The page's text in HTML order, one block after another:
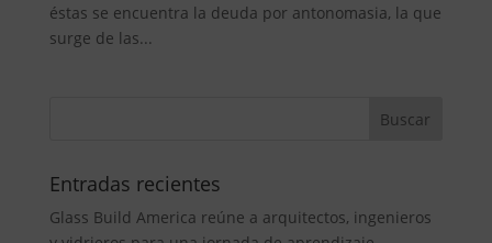
éstas se encuentra la deuda por antonomasia, la que
surge de las...
Entradas recientes
Glass Build America reúne a arquitectos, ingenieros